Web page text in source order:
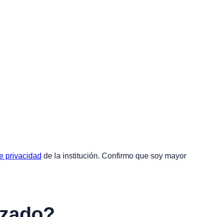
privacidad de la institución. Confirmo que soy mayor